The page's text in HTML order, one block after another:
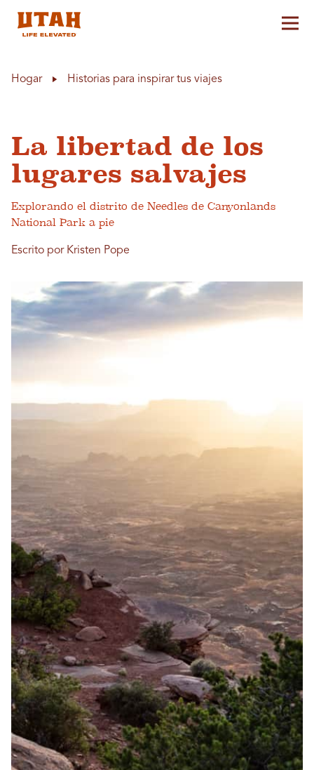
Hogar Historias para inspirar tus viajes
La libertad de los
lugares salvajes
Explorando el distrito de Needles de Canyonlands
National Park a pie
Escrito por Kristen Pope